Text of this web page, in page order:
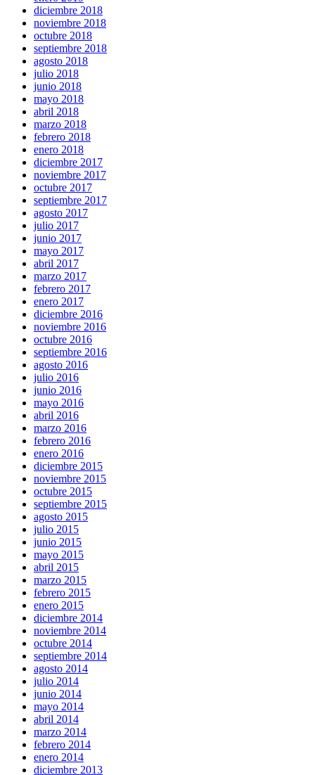
diciembre 2018
noviembre 2018
octubre 2018
septiembre 2018
agosto 2018
julio 2018
junio 2018
mayo 2018
abril 2018
marzo 2018
febrero 2018
enero 2018
diciembre 2017
noviembre 2017
octubre 2017
septiembre 2017
agosto 2017
julio 2017
junio 2017
mayo 2017
abril 2017
marzo 2017
febrero 2017
enero 2017
diciembre 2016
noviembre 2016
octubre 2016
septiembre 2016
agosto 2016
julio 2016
junio 2016
mayo 2016
abril 2016
marzo 2016
febrero 2016
enero 2016
diciembre 2015
noviembre 2015
octubre 2015
septiembre 2015
agosto 2015
julio 2015
junio 2015
mayo 2015
abril 2015
marzo 2015
febrero 2015
enero 2015
diciembre 2014
noviembre 2014
octubre 2014
septiembre 2014
agosto 2014
julio 2014
junio 2014
mayo 2014
abril 2014
marzo 2014
febrero 2014
enero 2014
diciembre 2013